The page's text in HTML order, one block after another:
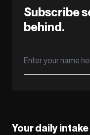
Subscribe
behind.
Your daily